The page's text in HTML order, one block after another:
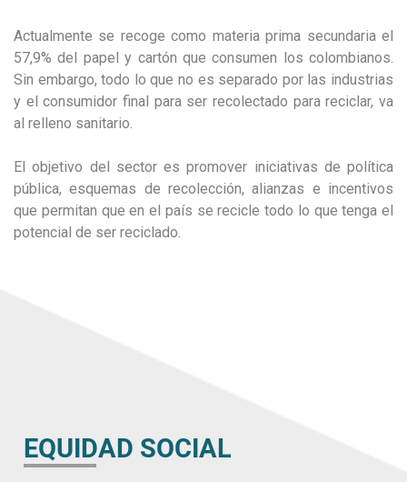
Actualmente se recoge como materia prima secundaria el
57,9% del papel y cartón que consumen los colombianos.
Sin embargo, todo lo que no es separado por las industrias
y el consumidor final para ser recolectado para reciclar, va
al relleno sanitario.
El objetivo del sector es promover iniciativas de política
pública, esquemas de recolección, alianzas e incentivos
que permitan que en el país se recicle todo lo que tenga el
potencial de ser reciclado.
EQUIDAD SOCIAL